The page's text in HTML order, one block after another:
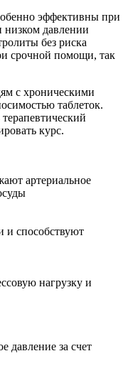
эффективны при
низком давлении
без риска
срочной помощи, так
с хроническими
таблеток.
курс.
артериальное
и способствуют
нагрузку и
давление за счет